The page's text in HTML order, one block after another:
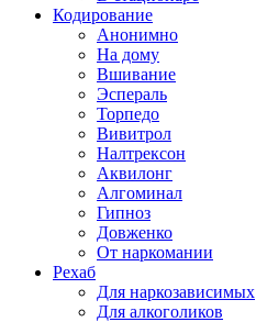
Кодирование
Анонимно
На дому
Вшивание
Эспераль
Торпедо
Вивитрол
Налтрексон
Аквилонг
Алгоминал
Гипноз
Довженко
От наркомании
Рехаб
Для наркозависимых
Для алкоголиков